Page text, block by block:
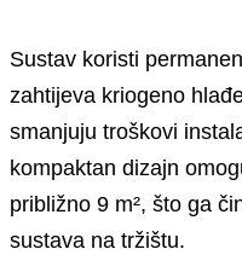
Sustav koristi
zahtijeva kriogeno
smanjuju troškovi
kompaktan dizajn
približno 9 m², što ga
sustava na tržištu.